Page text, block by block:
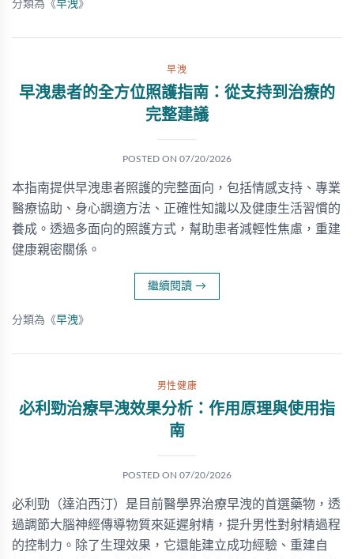
分類為《早洩》
早洩
早洩患者的全方位照護指南：從支持到治療的
完整建議
POSTED ON 07/20/2026
本指南提供早洩患者照護的完整面向，包括情感支持、專業
醫療協助、身心調適方法、正確性知識以及健康生活習慣的
養成。透過多面向的照護方式，幫助患者減輕性焦慮，重建
健康親密關係。
繼續閱讀 →
分類為《早洩》
男性健康
必利勁治療早洩效果分析：作用原理與使用指
南
POSTED ON 07/20/2026
必利勁（達泊西汀）是目前醫學界治療早洩的首選藥物，透
過調節大腦神經傳導物質來延遲射精，提升男性對射精過程
的控制力。除了生理效果，它還能建立成功經驗、重建自